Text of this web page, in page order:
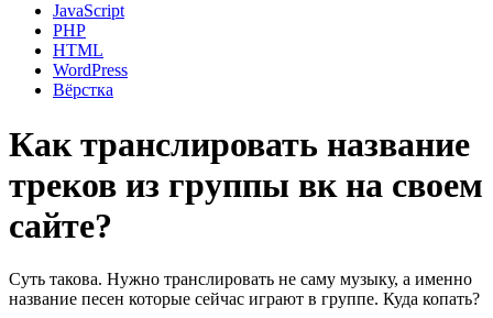
JavaScript
PHP
HTML
WordPress
Вёрстка
Как транслировать название
треков из группы вк на своем
сайте?
Суть такова. Нужно транслировать не саму музыку, а именно
название песен которые сейчас играют в группе. Куда копать?